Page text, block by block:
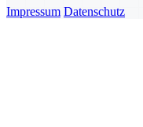
Impressum Datenschutz